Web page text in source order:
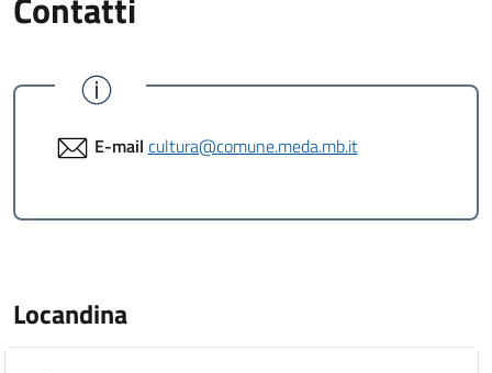
E-mail cultura@comune.meda.mb.it
Locandina